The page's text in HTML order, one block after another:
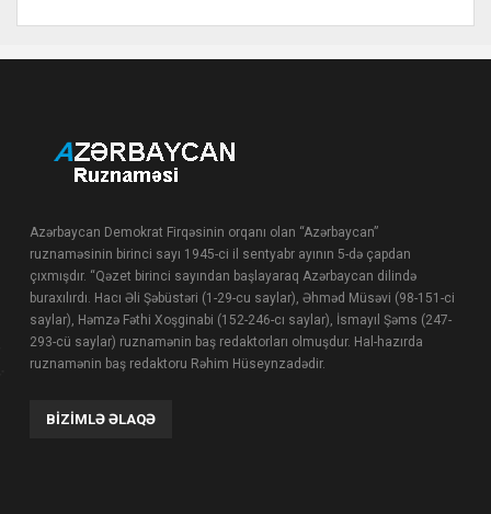
Azərbaycan Demokrat Firqəsinin orqanı olan “Azərbaycan”
ruznaməsinin birinci sayı 1945-ci il sentyabr ayının 5-də çapdan
çıxmışdır. “Qəzet birinci sayından başlayaraq Azərbaycan dilində
buraxılırdı. Hacı Əli Şəbüstəri (1-29-cu saylar), Əhməd Müsəvi (98-151-ci
saylar), Həmzə Fəthi Xoşginabi (152-246-cı saylar), İsmayıl Şəms (247-
293-cü saylar) ruznamənin baş redaktorları olmuşdur. Hal-hazırda
ruznamənin baş redaktoru Rəhim Hüseynzadədir.
BIZIMLƏ ƏLAQƏ